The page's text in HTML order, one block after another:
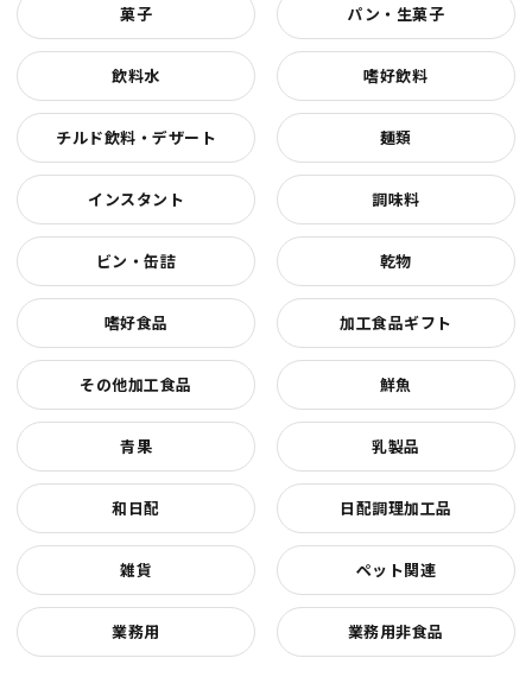
菓子 パン・生菓子
飲料水 嗜好飲料
チルド飲料・デザート 麺類
インスタント 調味料
ビン・缶詰 乾物
嗜好食品 加工食品ギフト
その他加工食品 鮮魚
青果 乳製品
和日配 日配調理加工品
雑貨 ペット関連
業務用 業務用非食品